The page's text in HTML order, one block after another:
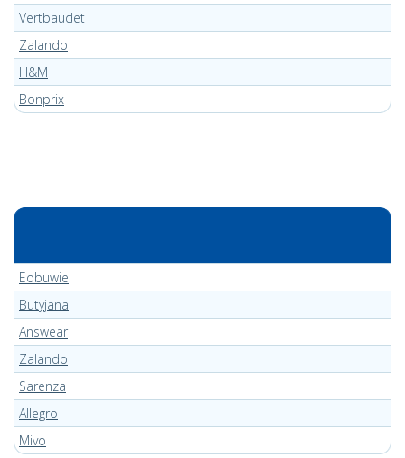
Vertbaudet
Zalando
H&M
Bonprix
Eobuwie
Butyjana
Answear
Zalando
Sarenza
Allegro
Mivo